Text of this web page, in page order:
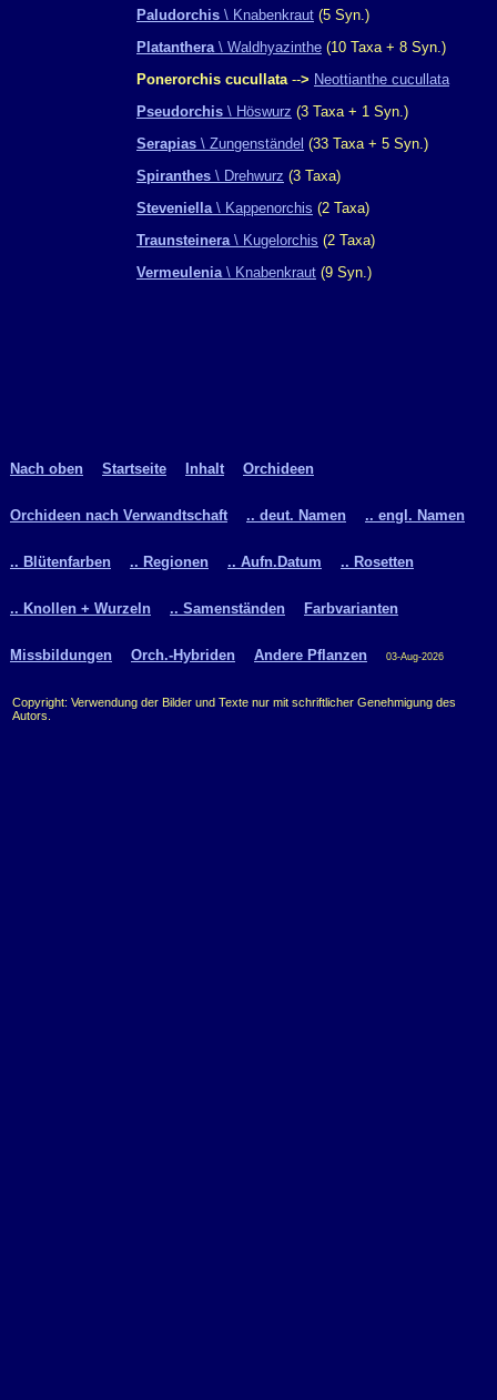
Paludorchis \ Knabenkraut (5 Syn.)
Platanthera \ Waldhyazinthe (10 Taxa + 8 Syn.)
Ponerorchis cucullata --> Neottianthe cucullata
Pseudorchis \ Höswurz (3 Taxa + 1 Syn.)
Serapias \ Zungenständel (33 Taxa + 5 Syn.)
Spiranthes \ Drehwurz (3 Taxa)
Steveniella \ Kappenorchis (2 Taxa)
Traunsteinera \ Kugelorchis (2 Taxa)
Vermeulenia \ Knabenkraut (9 Syn.)
Nach oben Startseite Inhalt Orchideen
Orchideen nach Verwandtschaft .. deut. Namen .. engl. Namen
.. Blütenfarben .. Regionen .. Aufn.Datum .. Rosetten
.. Knollen + Wurzeln .. Samenständen Farbvarianten
Missbildungen Orch.-Hybriden Andere Pflanzen 03-Aug-2026
Copyright: Verwendung der Bilder und Texte nur mit schriftlicher Genehmigung des
Autors.